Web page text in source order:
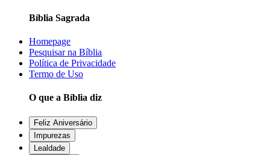
Bíblia Sagrada
Homepage
Pesquisar na Bíblia
Política de Privacidade
Termo de Uso
O que a Bíblia diz
Feliz Aniversário
Impurezas
Lealdade